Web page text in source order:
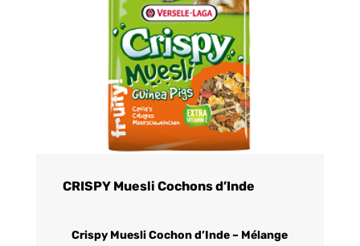
CRISPY Muesli Cochons d’Inde
Crispy Muesli Cochon d’Inde – Mélange